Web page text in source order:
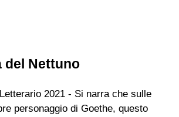
del Nettuno
2021 - Si narra che sulle
personaggio di Goethe, questo